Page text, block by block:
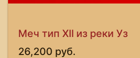
Меч тип XII из реки Уз
26,200 руб.